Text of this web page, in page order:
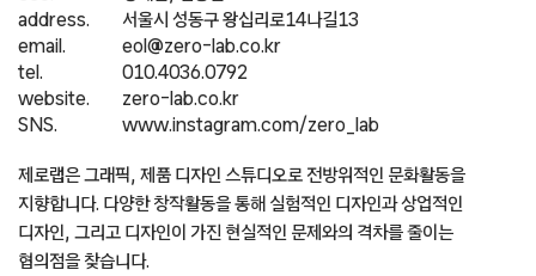
address.
서울시 성동구 왕십리로14나길13
email.
eol@zero-lab.co.kr
tel.
010.4036.0792
website.
zero-lab.co.kr
SNS.
www.instagram.com/zero_lab
제로랩은 그래픽, 제품 디자인 스튜디오로 전방위적인 문화활동을
지향합니다. 다양한 창작활동을 통해 실험적인 디자인과 상업적인
디자인, 그리고 디자인이 가진 현실적인 문제와의 격차를 줄이는
협의점을 찾습니다.